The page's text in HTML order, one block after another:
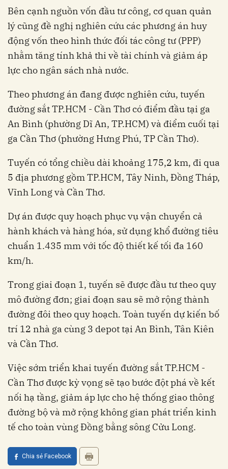
Bên cạnh nguồn vốn đầu tư công, cơ quan quản
lý cũng đề nghị nghiên cứu các phương án huy
động vốn theo hình thức đối tác công tư (PPP)
nhằm tăng tính khả thi về tài chính và giảm áp
lực cho ngân sách nhà nước.
Theo phương án đang được nghiên cứu, tuyến
đường sắt TP.HCM - Cần Thơ có điểm đầu tại ga
An Bình (phường Dĩ An, TP.HCM) và điểm cuối tại
ga Cần Thơ (phường Hưng Phú, TP Cần Thơ).
Tuyến có tổng chiều dài khoảng 175,2 km, đi qua
5 địa phương gồm TP.HCM, Tây Ninh, Đồng Tháp,
Vĩnh Long và Cần Thơ.
Dự án được quy hoạch phục vụ vận chuyển cả
hành khách và hàng hóa, sử dụng khổ đường tiêu
chuẩn 1.435 mm với tốc độ thiết kế tối đa 160
km/h.
Trong giai đoạn 1, tuyến sẽ được đầu tư theo quy
mô đường đơn; giai đoạn sau sẽ mở rộng thành
đường đôi theo quy hoạch. Toàn tuyến dự kiến bố
trí 12 nhà ga cùng 3 depot tại An Bình, Tân Kiên
và Cần Thơ.
Việc sớm triển khai tuyến đường sắt TP.HCM -
Cần Thơ được kỳ vọng sẽ tạo bước đột phá về kết
nối hạ tầng, giảm áp lực cho hệ thống giao thông
đường bộ và mở rộng không gian phát triển kinh
tế cho toàn vùng Đồng bằng sông Cửu Long.
Chia sẻ Facebook